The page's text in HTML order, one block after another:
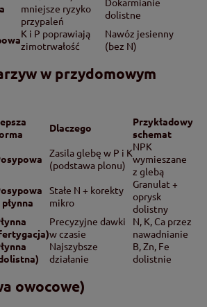
mniejsze ryzyko
przypaleń
dolistne
K i P poprawiają
zimotrwałość
Nawóz jesienny
(bez N)
w przydomowym
Dlaczego
Przykładowy
schemat
Zasila glebę w P i K
(podstawa plonu)
NPK
wymieszane
z glebą
płynna
Stałe N + korekty
mikro
Granulat +
oprysk
dolistny
Precyzyjne dawki
w czasie
N, K, Ca przez
nawadnianie
Najszybsze
działanie
B, Zn, Fe
dolistnie
owocowe)